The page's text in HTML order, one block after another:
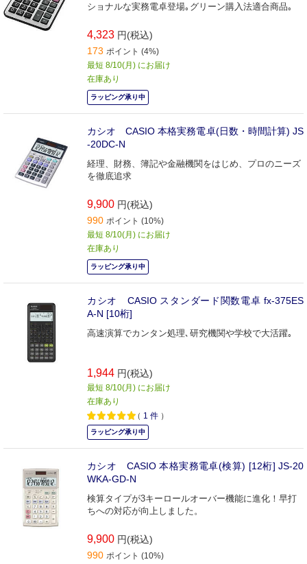
ショナルな実務電卓登場｡グリーン購入法適合商品｡
4,323 円(税込)
173 ポイント (4%)
最短 8/10(月) にお届け
在庫あり
ラッピング承り中
カシオ CASIO 本格実務電卓(日数・時間計算) JS
-20DC-N
経理、財務、簿記や金融機関をはじめ、プロのニーズ
を徹底追求
9,900 円(税込)
990 ポイント (10%)
最短 8/10(月) にお届け
在庫あり
ラッピング承り中
カシオ CASIO スタンダード関数電卓 fx-375ES
A-N [10桁]
高速演算でカンタン処理､研究機関や学校で大活躍｡
1,944 円(税込)
最短 8/10(月) にお届け
在庫あり
（ 1 件 ）
ラッピング承り中
カシオ CASIO 本格実務電卓(検算) [12桁] JS-20
WKA-GD-N
検算タイプが3キーロールオーバー機能に進化！早打
ちへの対応が向上しました。
9,900 円(税込)
990 ポイント (10%)